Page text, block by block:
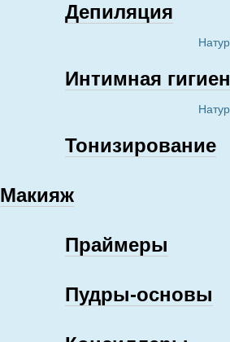
Депиляция
Интимная
Тонизирование
Макияж
Праймеры
Пудры-основы